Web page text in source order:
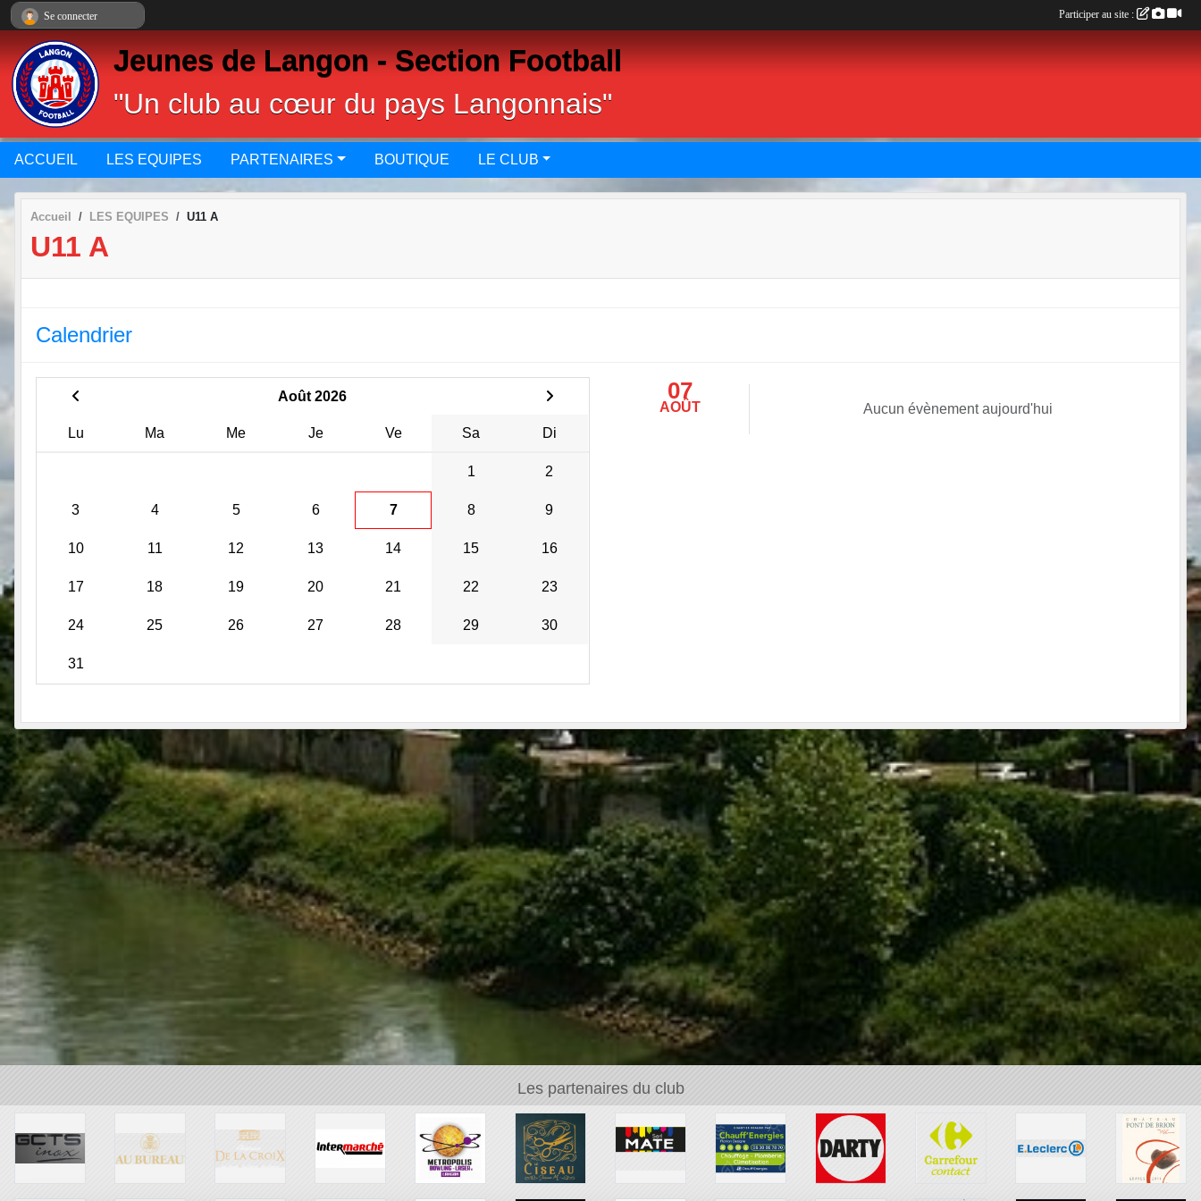
Jeunes de Langon - Section Football
"Un club au cœur du pays Langonnais"
ACCUEIL LES EQUIPES PARTENAIRES BOUTIQUE LE CLUB
Accueil LES EQUIPES U11 A
U11 A
Calendrier
Août 2026
Lu Ma Me Je Ve Sa Di
1 2
3 4 5 6 7 8 9
10 11 12 13 14 15 16
17 18 19 20 21 22 23
24 25 26 27 28 29 30
31
07
AOÛT Aucun évènement aujourd'hui
Les partenaires du club
Se connecter Participer au site :
Panneau de gestion des cookies